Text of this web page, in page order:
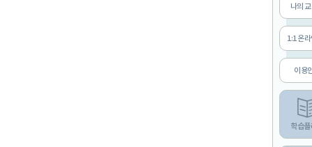
나의
1:1 온
이용
학습